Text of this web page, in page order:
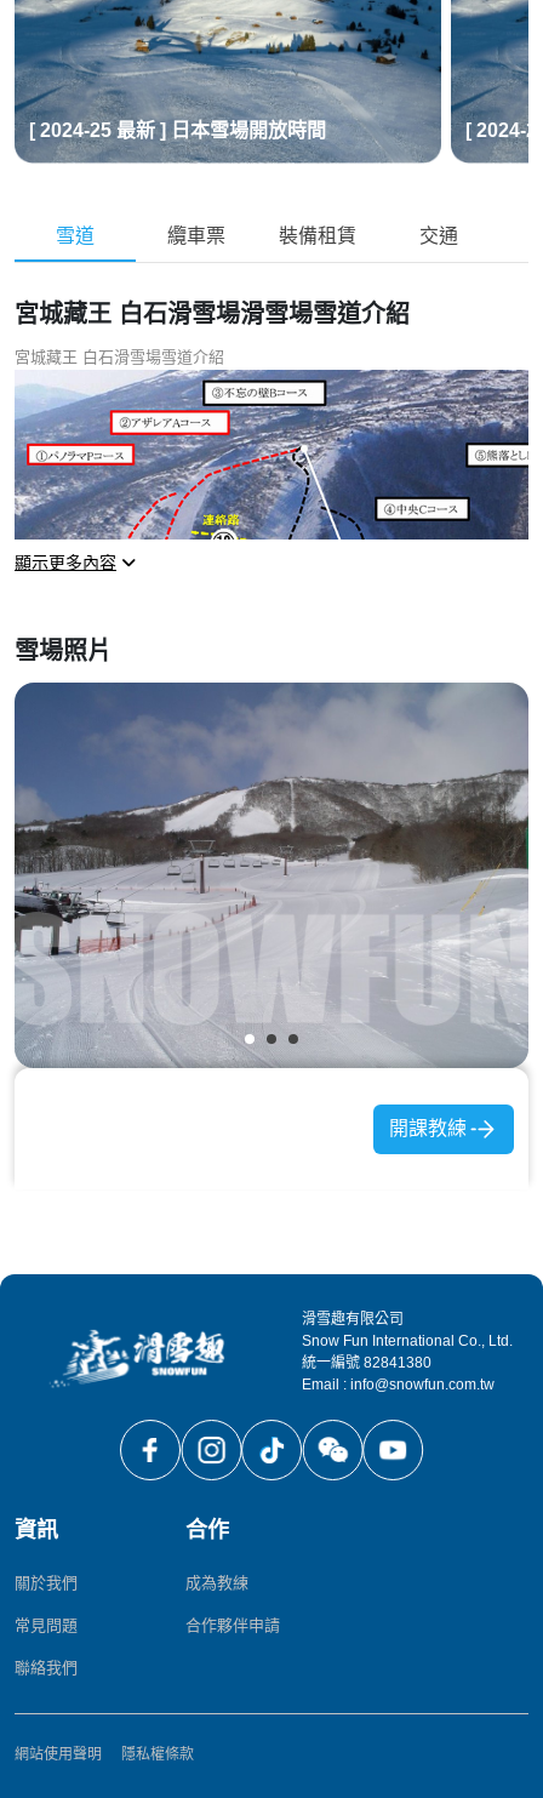
[ 2024-25 最新 ] 日本雪場開放時間 [ 2024-
雪道 纜車票 裝備租賃 交通
宮城藏王 白石滑雪場滑雪場雪道介紹
宮城藏王 白石滑雪場雪道介紹
距離東北新幹線白石站僅需30分鐘的白石雪場，交通相當便利。整座雪場
都位於國家公園內，自然資源豐富，海拔高、雪質鬆軟，也可遠眺太平洋
美景。大部分的雪道都是平緩寬敞的綠線，滑雪中心前也有充氣城堡等設
備的兒童樂園。靠近山頂的 A、B 雪道有38度的急斜坡，也適合進階玩家
來挑戰。穿過山毛櫸樹林的 E 雪道，讓雪友享受穿梭在大自然中的樂趣。
顯示更多內容
雪場照片
開課教練
滑雪趣有限公司
Snow Fun International Co., Ltd.
統一編號 82841380
Email : info@snowfun.com.tw
資訊
關於我們
常見問題
聯絡我們
合作
成為教練
合作夥伴申請
網站使用聲明 隱私權條款